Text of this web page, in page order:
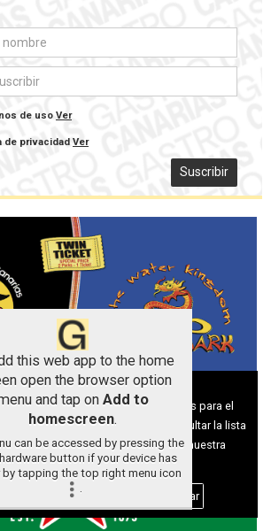
de uso Ver
de privacidad Ver
Suscribir
this web app to the home
open the browser option
and tap on Add to
homescreen.
can be accessed by pressing the
button if your device has
by tapping the top right menu icon
.
sobre el Uso de cookies:
cookies nuestras y de terceros para el
del digital. Puedes consultar la lista
y como desconectarlas. Ver nuestra
de Privacidad y Cookies
Aceptar Cookies Personalizar